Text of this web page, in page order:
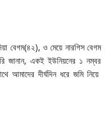
বেগম(৪২), ও মেয়ে নারগিস বেগম
জানান, একই ইউনিয়নের ১ নম্বর
আমাদের দীর্ঘদিন ধরে জমি নিয়ে